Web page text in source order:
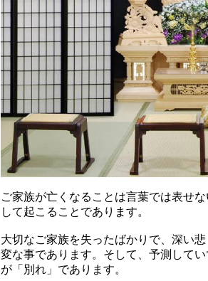
ご家族が亡くなることは言葉では表せ
して起こることであります。
大切なご家族を失ったばかりで、深い
変な事であります。そして、予測して
が「別れ」であります。